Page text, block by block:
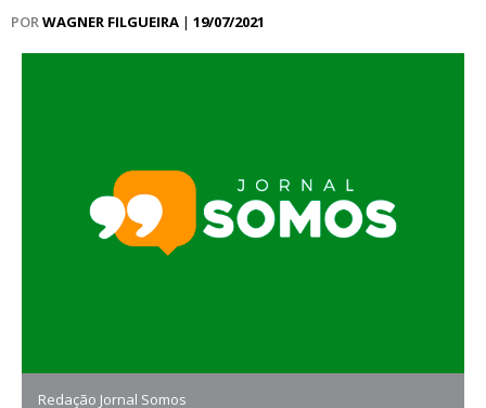
PORWAGNER FILGUEIRA | 19/07/2021
Redação Jornal Somos